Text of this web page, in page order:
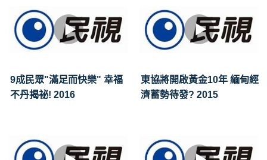
9成民眾"滿足而快樂" 幸福
不丹揭祕! 2016
東協將開啟黃金10年 緬甸經
濟蓄勢待發? 2015